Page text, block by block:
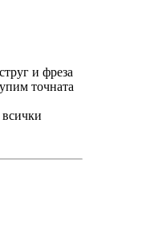
и фреза
точната
всички